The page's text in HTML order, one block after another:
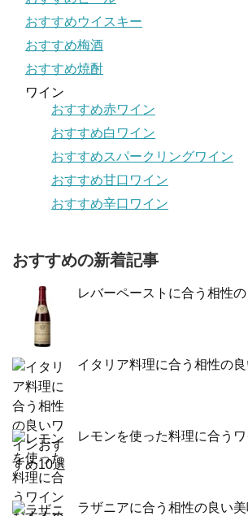
おすすめウイスキー
おすすめ梅酒
おすすめ焼酎
ワイン
おすすめ赤ワイン
おすすめ白ワイン
おすすめスパークリングワイン
おすすめ甘口ワイン
おすすめ辛口ワイン
おすすめの新着記事
レバーペーストに合う相性
イタリア料理に合う相性の
レモンを使った料理に合う
ラザニアに合う相性の良い